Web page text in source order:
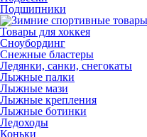
Подшипники
Товары для хоккея
Сноубординг
Снежные бластеры
Ледянки, санки, снегокаты
Лыжные палки
Лыжные мази
Лыжные крепления
Лыжные ботинки
Ледоходы
Коньки